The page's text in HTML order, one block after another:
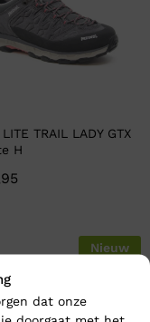
dat onze
TRAIL LADY GTX
H
Nieuw